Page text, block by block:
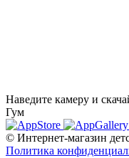
Наведите камеру и
Гум
© Интернет-магазин
Политика